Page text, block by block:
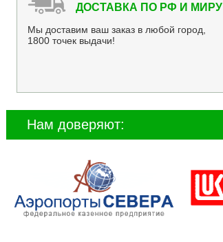
ДОСТАВКА ПО РФ И МИРУ
Мы доставим ваш заказ в любой город,
1800 точек выдачи!
Нам доверяют: